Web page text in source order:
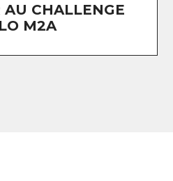
AU CHALLENGE
M2A